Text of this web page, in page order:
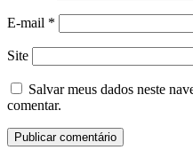
E-mail *
Site
Salvar meus dados neste
comentar.